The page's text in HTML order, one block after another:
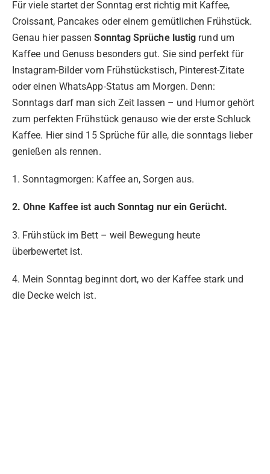
Für viele startet der Sonntag erst richtig mit Kaffee,
Croissant, Pancakes oder einem gemütlichen Frühstück.
Genau hier passenSonntag Sprüche lustig rund um
Kaffee und Genuss besonders gut. Sie sind perfekt für
Instagram-Bilder vom Frühstückstisch, Pinterest-Zitate
oder einen WhatsApp-Status am Morgen. Denn:
Sonntags darf man sich Zeit lassen – und Humor gehört
zum perfekten Frühstück genauso wie der erste Schluck
Kaffee. Hier sind 15 Sprüche für alle, die sonntags lieber
genießen als rennen.
1. Sonntagmorgen: Kaffee an, Sorgen aus.
2. Ohne Kaffee ist auch Sonntag nur ein Gerücht.
3. Frühstück im Bett – weil Bewegung heute
überbewertet ist.
4. Mein Sonntag beginnt dort, wo der Kaffee stark und
die Decke weich ist.